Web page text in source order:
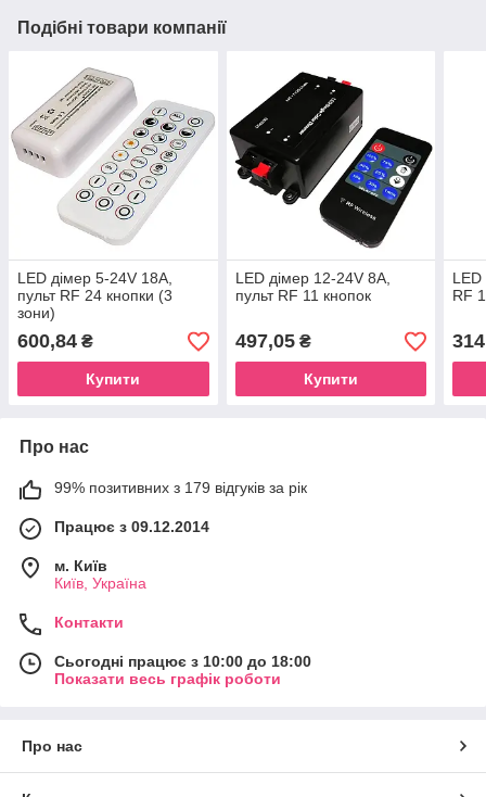
Подібні товари компанії
LED дімер 5-24V 18A,
пульт RF 24 кнопки (3
зони)
600,84 ₴
Купити
LED дімер 12-24V 8A,
пульт RF 11 кнопок
497,05₴
Купити
LED
RF
Про нас
99% позитивних з 179 відгуків за рік
Працює з 09.12.2014
м. Київ
Київ, Україна
Контакти
Сьогодні працює з 10:00 до 18:00
Показати весь графік роботи
Про нас